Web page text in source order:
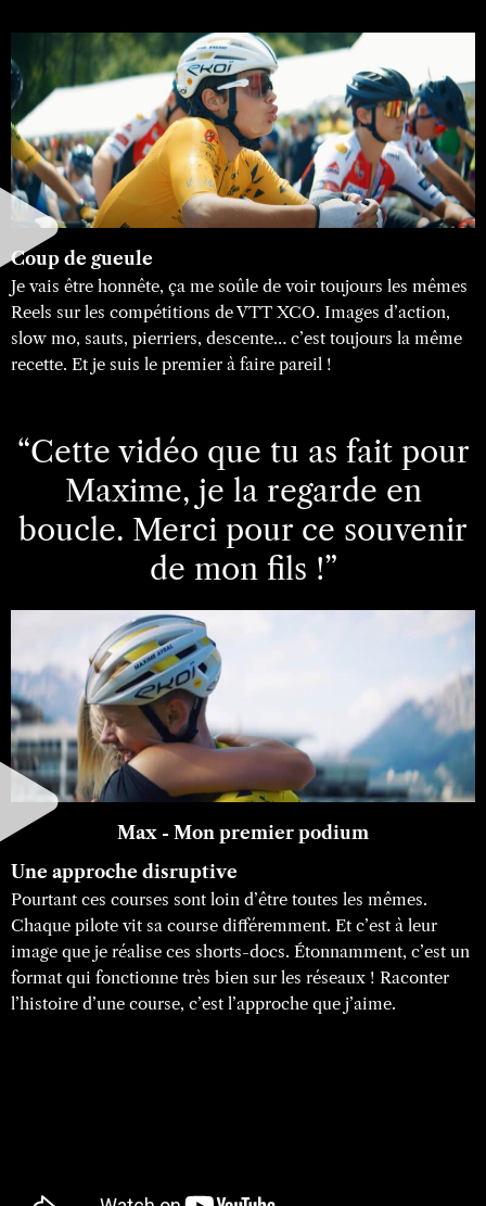
Coup de gueule
Je vais être honnête, ça me soûle de voir toujours les mêmes
Reels sur les compétitions de VTT XCO. Images d’action,
slow mo, sauts, pierriers, descente… c’est toujours la même
recette. Et je suis le premier à faire pareil !
“Cette vidéo que tu as fait pour
Maxime, je la regarde en
boucle. Merci pour ce souvenir
de mon fils !”
Une approche disruptive
Pourtant ces courses sont loin d’être toutes les mêmes.
Chaque pilote vit sa course différemment. Et c’est à leur
image que je réalise ces shorts-docs. Étonnamment, c’est un
format qui fonctionne très bien sur les réseaux ! Raconter
l’histoire d’une course, c’est l’approche que j’aime.
Max - Mon premier podium